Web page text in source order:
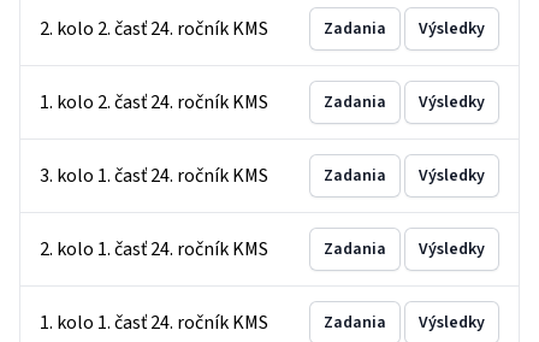
2. kolo 2. časť 24. ročník KMS Zadania Výsledky
1. kolo 2. časť 24. ročník KMS Zadania Výsledky
3. kolo 1. časť 24. ročník KMS Zadania Výsledky
2. kolo 1. časť 24. ročník KMS Zadania Výsledky
1. kolo 1. časť 24. ročník KMS Zadania Výsledky